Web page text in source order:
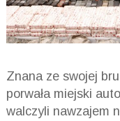
Znana ze swojej
porwała miejski
walczyli nawzajem